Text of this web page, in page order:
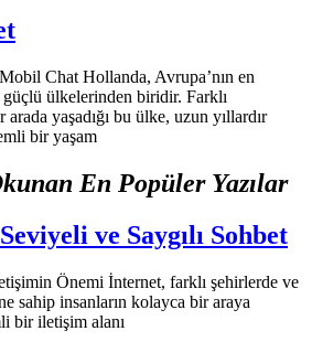
Chat Hollanda, Avrupa’nın en
güçlü ülkelerinden biridir. Farklı
yaşadığı bu ülke, uzun yıllardır
bir yaşam
En Popüler Yazılar
ve Saygılı Sohbet
Önemi İnternet, farklı şehirlerde ve
sahip insanların kolayca bir araya
bir iletişim alanı